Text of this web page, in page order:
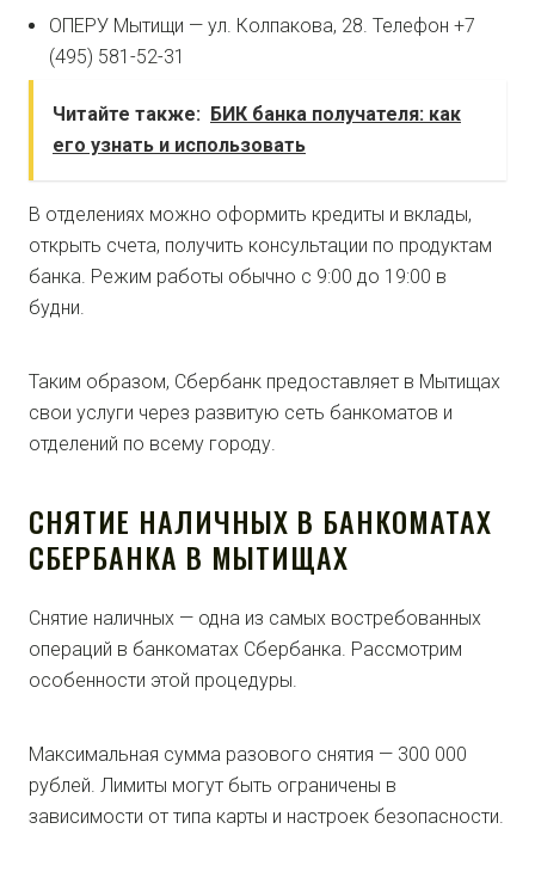
ОПЕРУ Мытищи — ул. Колпакова, 28. Телефон +7
(495) 581-52-31
Читайте также: БИК банка получателя: как
его узнать и использовать
В отделениях можно оформить кредиты и вклады,
открыть счета, получить консультации по продуктам
банка. Режим работы обычно с 9:00 до 19:00 в
будни.
Таким образом, Сбербанк предоставляет в Мытищах
свои услуги через развитую сеть банкоматов и
отделений по всему городу.
СНЯТИЕ НАЛИЧНЫХ В БАНКОМАТАХ
СБЕРБАНКА В МЫТИЩАХ
Снятие наличных — одна из самых востребованных
операций в банкоматах Сбербанка. Рассмотрим
особенности этой процедуры.
Максимальная сумма разового снятия — 300 000
рублей. Лимиты могут быть ограничены в
зависимости от типа карты и настроек безопасности.